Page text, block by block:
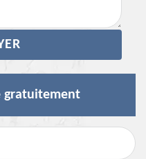
gratuitement